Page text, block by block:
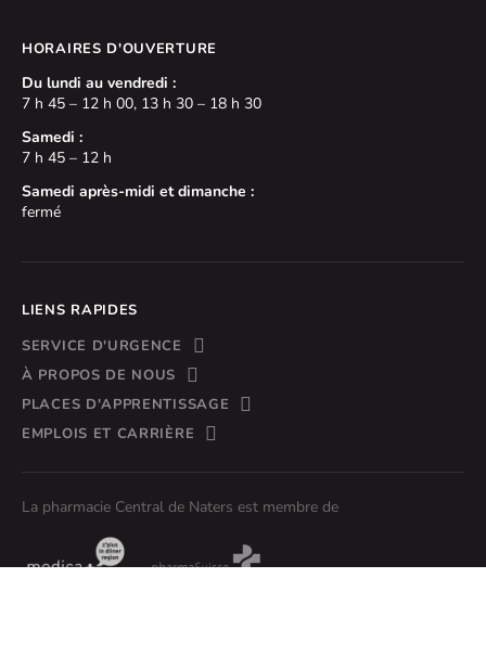
HORAIRES D'OUVERTURE
Du lundi au vendredi :
7 h 45 – 12 h 00, 13 h 30 – 18 h 30
Samedi :
7 h 45 – 12 h
Samedi après-midi et dimanche :
fermé
LIENS RAPIDES
SERVICE D'URGENCE
À PROPOS DE NOUS
PLACES D'APPRENTISSAGE
EMPLOIS ET CARRIÈRE
La pharmacie Central de Naters est membre de